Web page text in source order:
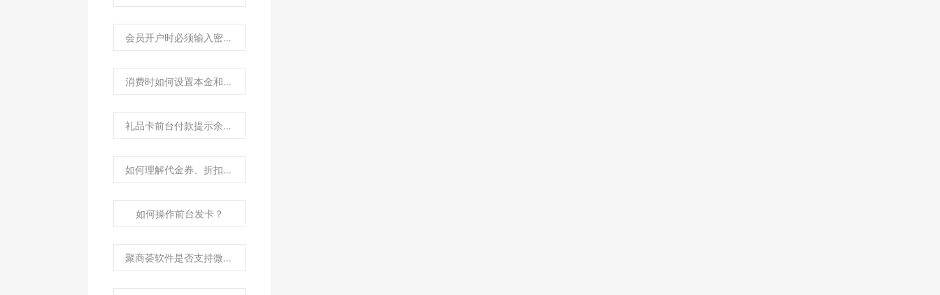
会员开户时必须输入密码，如何处理？
消费时如何设置本金和赠送金额的扣款比例？
礼品卡前台付款提示余额不足，如何处理？
如何理解代金券、折扣券？
如何操作前台发卡？
聚商荟软件是否支持微会员？